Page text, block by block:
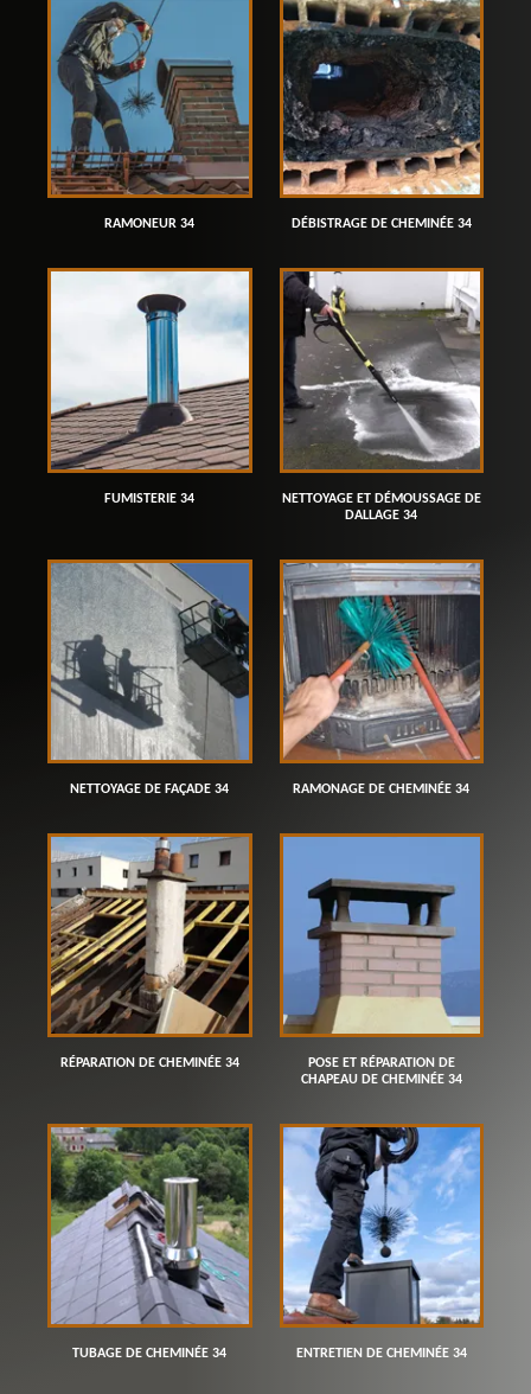
RAMONEUR 34 DÉBISTRAGE DE CHEMINÉE 34
FUMISTERIE 34
NETTOYAGE ET DÉMOUSSAGE DE
DALLAGE 34
NETTOYAGE DE FAÇADE 34 RAMONAGE DE CHEMINÉE 34
RÉPARATION DE CHEMINÉE 34
POSE ET RÉPARATION DE
CHAPEAU DE CHEMINÉE 34
TUBAGE DE CHEMINÉE 34 ENTRETIEN DE CHEMINÉE 34